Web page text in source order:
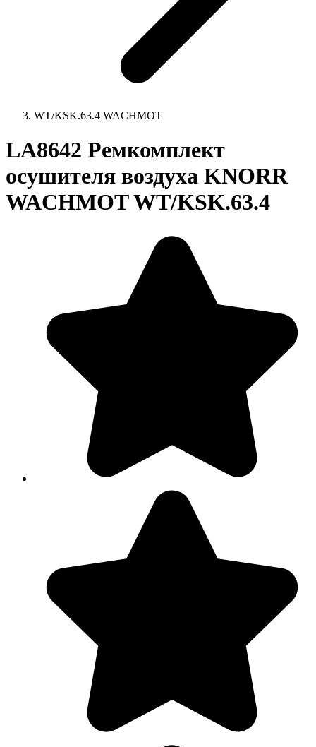
WT/KSK.63.4 WACHMOT
LA8642 Ремкомплект
осушителя воздуха KNORR
WACHMOT WT/KSK.63.4